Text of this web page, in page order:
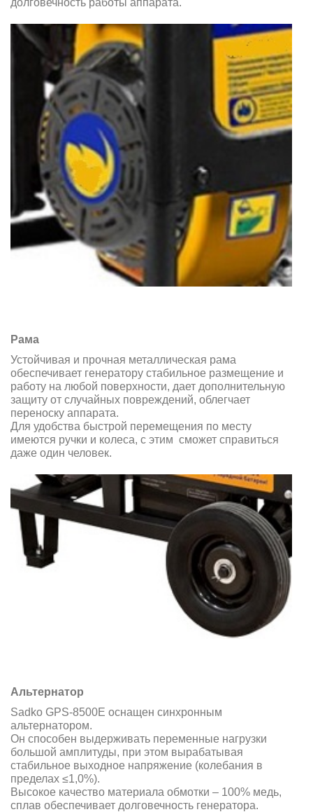
Рама
Устойчивая и прочная металлическая рама
обеспечивает генератору стабильное размещение и
работу на любой поверхности, дает дополнительную
защиту от случайных повреждений, облегчает
переноску аппарата.
Для удобства быстрой перемещения по месту
имеются ручки и колеса, с этим сможет справиться
даже один человек.
Альтернатор
Sadko GPS-8500E оснащен синхронным
альтернатором.
Он способен выдерживать переменные нагрузки
большой амплитуды, при этом вырабатывая
стабильное выходное напряжение (колебания в
пределах ≤1,0%).
Высокое качество материала обмотки – 100% медь,
сплав обеспечивает долговечность генератора.